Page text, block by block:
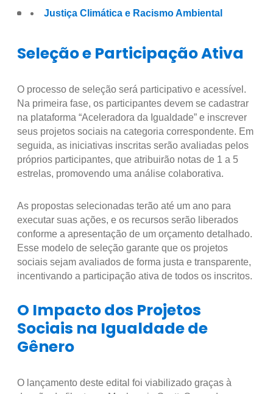
Justiça Climática e Racismo Ambiental
Seleção e Participação Ativa
O processo de seleção será participativo e acessível.
Na primeira fase, os participantes devem se cadastrar
na plataforma “Aceleradora da Igualdade” e inscrever
seus projetos sociais na categoria correspondente. Em
seguida, as iniciativas inscritas serão avaliadas pelos
próprios participantes, que atribuirão notas de 1 a 5
estrelas, promovendo uma análise colaborativa.
As propostas selecionadas terão até um ano para
executar suas ações, e os recursos serão liberados
conforme a apresentação de um orçamento detalhado.
Esse modelo de seleção garante que os projetos
sociais sejam avaliados de forma justa e transparente,
incentivando a participação ativa de todos os inscritos.
O Impacto dos Projetos
Sociais na Igualdade de
Gênero
O lançamento deste edital foi viabilizado graças à